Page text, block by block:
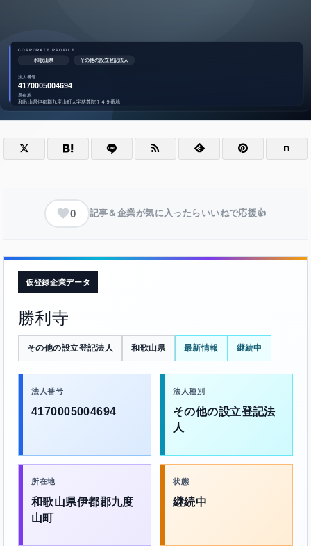
0 記事＆企業が気に入ったらいいねで応援👍
仮登録企業データ
勝利寺
その他の設立登記法人 和歌山県 最新情報 継続中
法人番号
4170005004694
法人種別
その他の設立登記法
人
所在地
和歌山県伊都郡九度
山町
状態
継続中